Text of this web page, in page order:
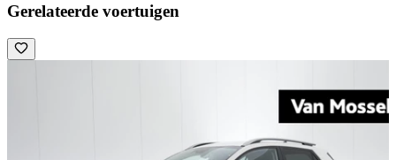
Gerelateerde voertuigen